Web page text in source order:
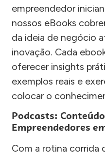
empreendedor
nossos eBooks
da ideia de negócio
inovação. Cada
oferecer insights
exemplos reais e
colocar o
Podcasts:
Empreendedores
Com a rotina corrida